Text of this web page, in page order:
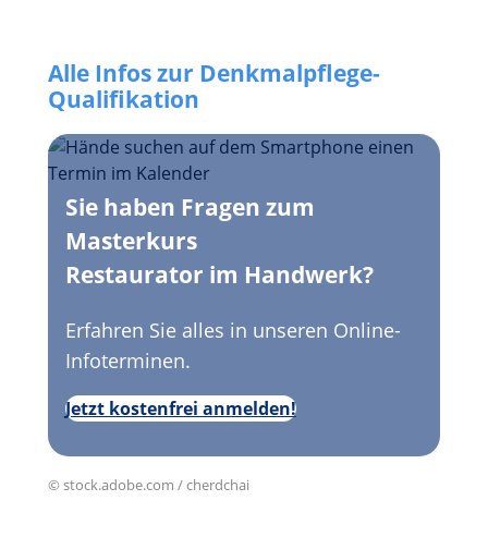
Alle Infos zur Denkmalpflege-
Qualifikation
Sie haben Fragen zum
Masterkurs
Restaurator im Handwerk?
Erfahren Sie alles in unseren Online-
Infoterminen.
Jetzt kostenfrei anmelden!
© stock.adobe.com / cherdchai